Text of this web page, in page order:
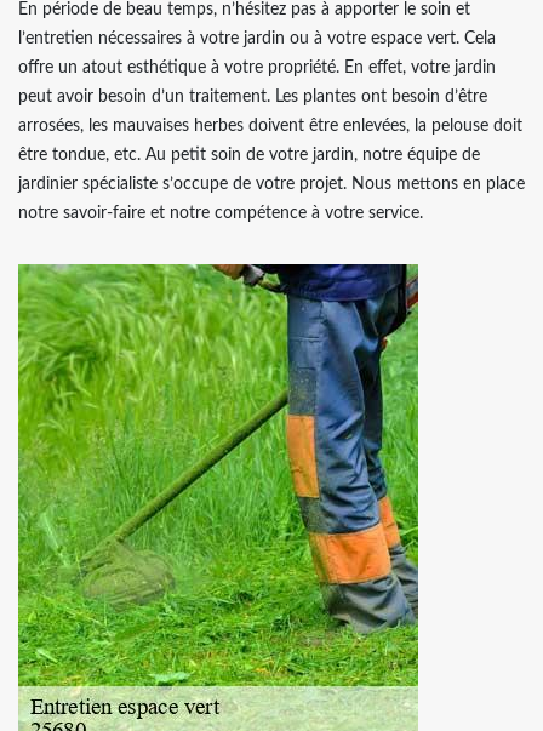
En période de beau temps, n’hésitez pas à apporter le soin et
l’entretien nécessaires à votre jardin ou à votre espace vert. Cela
offre un atout esthétique à votre propriété. En effet, votre jardin
peut avoir besoin d’un traitement. Les plantes ont besoin d’être
arrosées, les mauvaises herbes doivent être enlevées, la pelouse doit
être tondue, etc. Au petit soin de votre jardin, notre équipe de
jardinier spécialiste s’occupe de votre projet. Nous mettons en place
notre savoir-faire et notre compétence à votre service.